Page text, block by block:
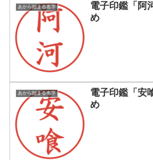
あから始まる名字
電子印鑑「阿
め
あから始まる名字
電子印鑑「安
め